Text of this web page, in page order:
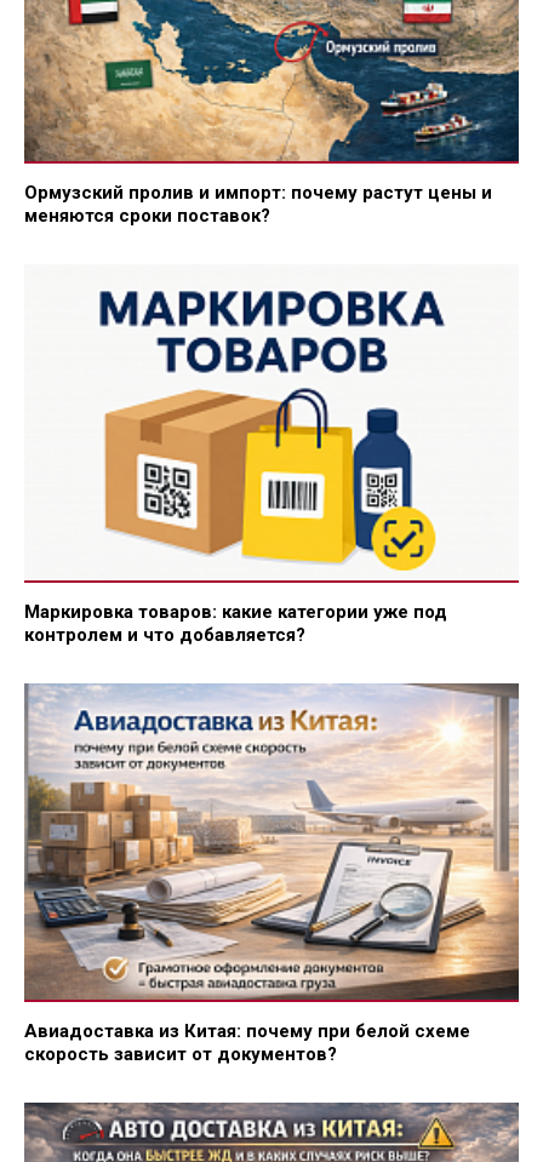
Ормузский пролив и импорт: почему растут цены и
меняются сроки поставок?
Маркировка товаров: какие категории уже под
контролем и что добавляется?
Авиадоставка из Китая: почему при белой схеме
скорость зависит от документов?